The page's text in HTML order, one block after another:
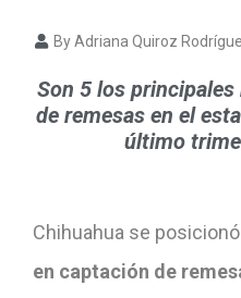
By Adriana Quiroz
Son 5 los
de remesas en el
último
Chihuahua se
en captación de